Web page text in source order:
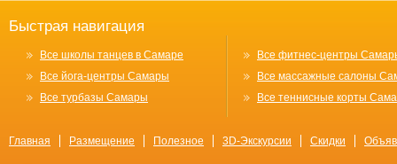
Быстрая навигация
Все школы танцев в Самаре
Все йога-центры Самары
Все турбазы Самары
Все фитнес-центры
Все массажные салоны
Все теннисные корты
Главная Размещение Полезное 3D-Экскурсии Скидки